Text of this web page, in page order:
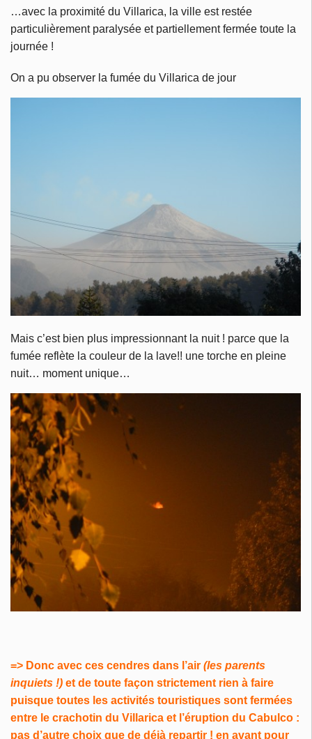
…avec la proximité du Villarica, la ville est restée
particulièrement paralysée et partiellement fermée toute la
journée !
On a pu observer la fumée du Villarica de jour
Mais c’est bien plus impressionnant la nuit ! parce que la
fumée reflète la couleur de la lave!! une torche en pleine
nuit… moment unique…
=> Donc avec ces cendres dans l’air (les parents
inquiets !) et de toute façon strictement rien à faire
puisque toutes les activités touristiques sont fermées
entre le crachotin du Villarica et l’éruption du Cabulco :
pas d’autre choix que de déjà repartir ! en avant pour